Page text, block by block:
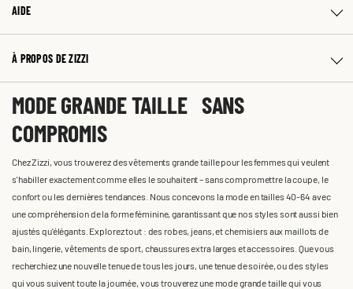
AIDE
À PROPOS DE ZIZZI
MODE GRANDE TAILLE SANS
COMPROMIS
Chez Zizzi, vous trouverez des vêtements grande taille pour les femmes qui veulent
s'habiller exactement comme elles le souhaitent – sans compromettre la coupe, le
confort ou les dernières tendances. Nous concevons la mode en tailles 40-64 avec
une compréhension de la forme féminine, garantissant que nos styles sont aussi bien
ajustés qu'élégants. Explorez tout : des robes, jeans, et chemisiers aux maillots de
bain, lingerie, vêtements de sport, chaussures extra larges et accessoires. Que vous
recherchiez une nouvelle tenue de tous les jours, une tenue de soirée, ou des styles
qui vous suivent toute la journée, vous trouverez une mode grande taille qui vous